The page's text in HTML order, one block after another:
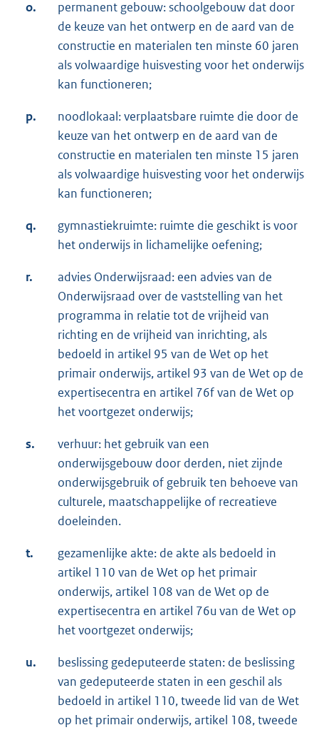
o.
permanent gebouw: schoolgebouw dat door
de keuze van het ontwerp en de aard van de
constructie en materialen ten minste 60 jaren
als volwaardige huisvesting voor het onderwijs
kan functioneren;
p.
noodlokaal: verplaatsbare ruimte die door de
keuze van het ontwerp en de aard van de
constructie en materialen ten minste 15 jaren
als volwaardige huisvesting voor het onderwijs
kan functioneren;
q.
gymnastiekruimte: ruimte die geschikt is voor
het onderwijs in lichamelijke oefening;
r.
advies Onderwijsraad: een advies van de
Onderwijsraad over de vaststelling van het
programma in relatie tot de vrijheid van
richting en de vrijheid van inrichting, als
bedoeld in artikel 95 van de Wet op het
primair onderwijs, artikel 93 van de Wet op de
expertisecentra en artikel 76f van de Wet op
het voortgezet onderwijs;
s.
verhuur: het gebruik van een
onderwijsgebouw door derden, niet zijnde
onderwijsgebruik of gebruik ten behoeve van
culturele, maatschappelijke of recreatieve
doeleinden.
t.
gezamenlijke akte: de akte als bedoeld in
artikel 110 van de Wet op het primair
onderwijs, artikel 108 van de Wet op de
expertisecentra en artikel 76u van de Wet op
het voortgezet onderwijs;
u.
beslissing gedeputeerde staten: de beslissing
van gedeputeerde staten in een geschil als
bedoeld in artikel 110, tweede lid van de Wet
op het primair onderwijs, artikel 108, tweede